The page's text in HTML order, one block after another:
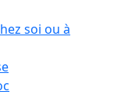
soi ou à